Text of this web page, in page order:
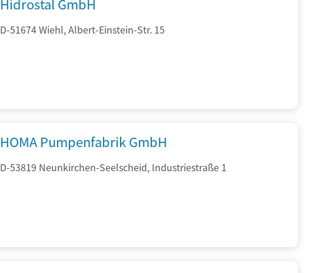
D-51674 Wiehl, Albert-Einstein-Str. 15
HOMA Pumpenfabrik GmbH
D-53819 Neunkirchen-Seelscheid, Industriestraße 1